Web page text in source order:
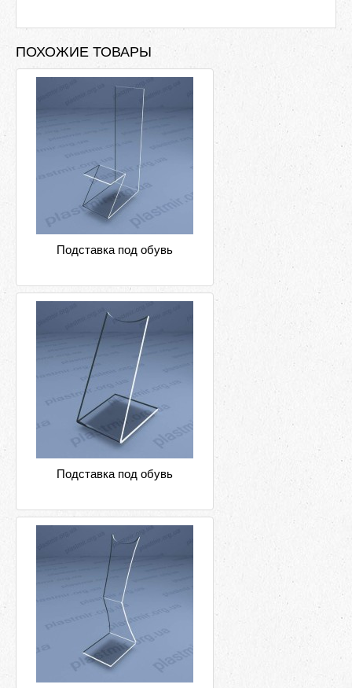
ПОХОЖИЕ ТОВАРЫ
Подставка под обувь
Подставка под обувь